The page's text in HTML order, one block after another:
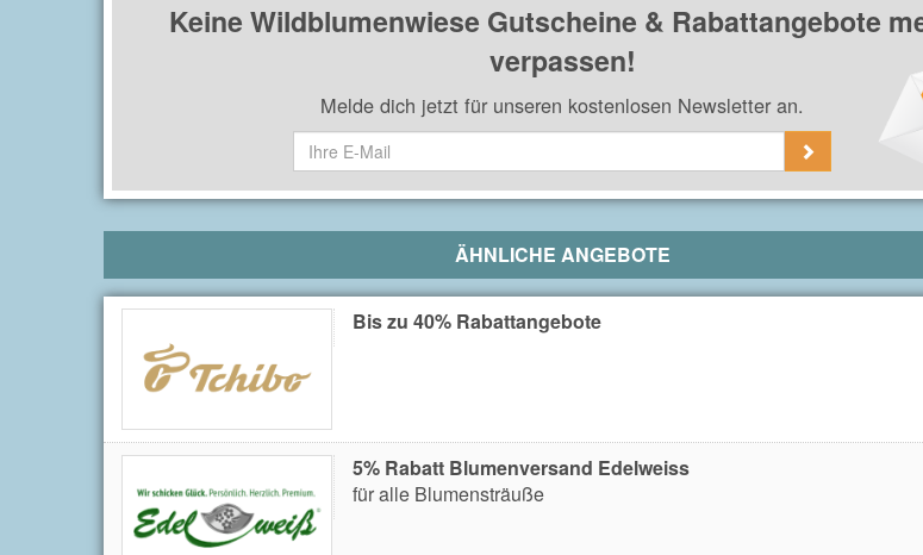
Keine Wildblumenwiese Gutscheine & Rabattangebote
verpassen!
Melde dich jetzt für unseren kostenlosen Newsletter an.
ÄHNLICHE ANGEBOTE
Bis zu 40% Rabattangebote
5% Rabatt Blumenversand Edelweiss
für alle Blumensträuße